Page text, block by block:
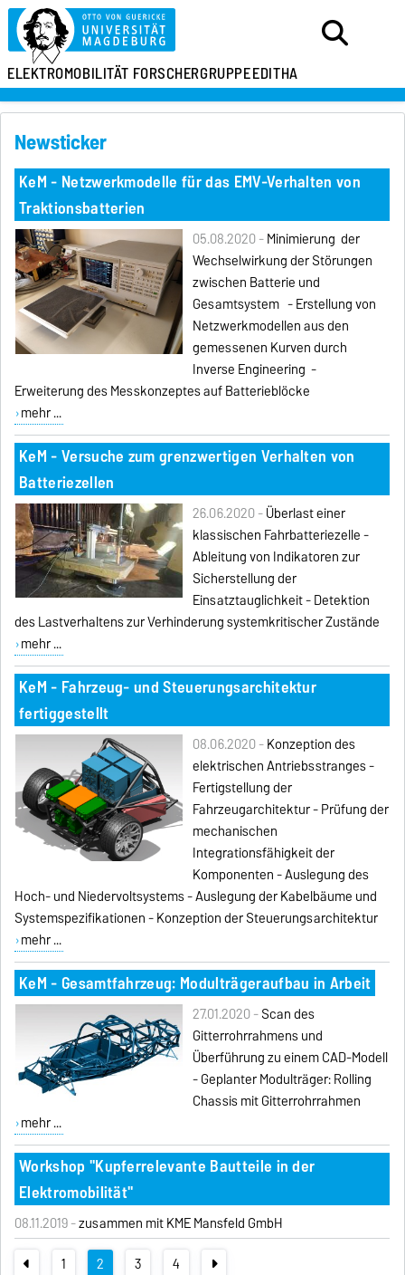
ELEKTROMOBILITÄT FORSCHERGRUPPEEDITHA
Newsticker
KeM - Netzwerkmodelle für das EMV-Verhalten von
Traktionsbatterien
05.08.2020 -Minimierung der
Wechselwirkung der Störungen
zwischen Batterie und
Gesamtsystem - Erstellung von
Netzwerkmodellen aus den
gemessenen Kurven durch
Inverse Engineering -
Erweiterung des Messkonzeptes auf Batterieblöcke
mehr ...
KeM - Versuche zum grenzwertigen Verhalten von
Batteriezellen
26.06.2020 -Überlast einer
klassischen Fahrbatteriezelle -
Ableitung von Indikatoren zur
Sicherstellung der
Einsatztauglichkeit - Detektion
des Lastverhaltens zur Verhinderung systemkritischer Zustände
mehr ...
KeM - Fahrzeug- und Steuerungsarchitektur
fertiggestellt
08.06.2020 -Konzeption des
elektrischen Antriebsstranges -
Fertigstellung der
Fahrzeugarchitektur - Prüfung der
mechanischen
Integrationsfähigkeit der
Komponenten - Auslegung des
Hoch- und Niedervoltsystems - Auslegung der Kabelbäume und
Systemspezifikationen - Konzeption der Steuerungsarchitektur
mehr ...
KeM - Gesamtfahrzeug: Modulträgeraufbau in Arbeit
27.01.2020 -Scan des
Gitterrohrrahmens und
Überführung zu einem CAD-Modell
- Geplanter Modulträger: Rolling
Chassis mit Gitterrohrrahmen
mehr ...
Workshop "Kupferrelevante Bautteile in der
Elektromobilität"
08.11.2019 -zusammen mit KME Mansfeld GmbH
1
2 3 4